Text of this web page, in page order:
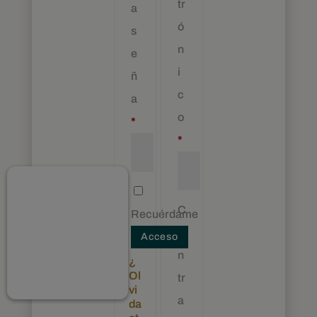
a
s
e
ñ
a
*Obligatorio
Recuérdame
Acceso
¿
Ol
vi
da
tr
ó
n
i
c
o
*Obligatorio
C
n
tr
a